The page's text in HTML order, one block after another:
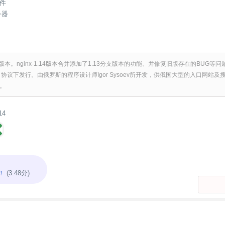
本。nginx-1.14版本合并添加了1.13分支版本的功能、并修复旧版存在的BUG等问
议下发行。由俄罗斯的程序设计师Igor Sysoev所开发，供俄国大型的入口网站及
(3.48分)